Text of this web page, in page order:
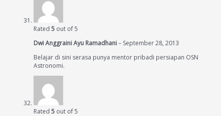
Rated 5 out of 5
Dwi Anggraini Ayu Ramadhani– September 28, 2013
Belajar di sini serasa punya mentor pribadi persiapan OSN
Astronomi.
Rated 5 out of 5